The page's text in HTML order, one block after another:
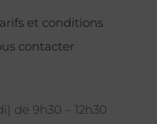
et conditions
contacter
de 9h30 – 12h30